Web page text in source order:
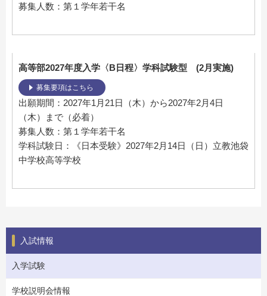
募集人数：第１学年若干名
高等部2027年度入学〈B日程〉学科試験型 (2月実施)
募集要項はこちら
出願期間：2027年1月21日（木）から2027年2月4日
（木）まで（必着）
募集人数：第１学年若干名
学科試験日：《日本受験》2027年2月14日（日）立教池袋
中学校高等学校
入試情報
入学試験
学校説明会情報